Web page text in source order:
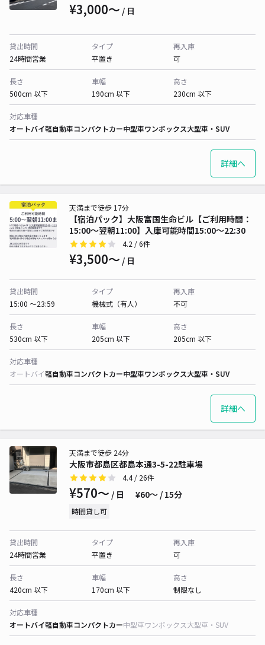
¥3,000〜 / 日
貸出時間
24時間営業
タイプ
平置き
再入庫
可
長さ
500cm 以下
車幅
190cm 以下
高さ
230cm 以下
対応車種
オートバイ軽自動車コンパクトカー中型車ワンボックス大型車・SUV
詳細へ
【宿泊パック】大阪富国生命ビル【ご利用時間：
15:00〜翌朝11:00】入庫可能時間15:00〜22:30
天満まで徒歩 17分
4.2 / 6件
¥3,500〜 / 日
貸出時間
15:00 〜23:59
タイプ
機械式（有人）
再入庫
不可
長さ
530cm 以下
車幅
205cm 以下
高さ
205cm 以下
対応車種
オートバイ軽自動車コンパクトカー中型車ワンボックス大型車・SUV
詳細へ
大阪市都島区都島本通3-5-22駐車場
天満まで徒歩 24分
4.4/ 26件
¥570〜 / 日 ¥60〜 / 15分
時間貸し可
貸出時間
24時間営業
タイプ
平置き
再入庫
可
長さ
420cm 以下
車幅
170cm 以下
高さ
制限なし
対応車種
オートバイ軽自動車コンパクトカー中型車ワンボックス大型車・SUV